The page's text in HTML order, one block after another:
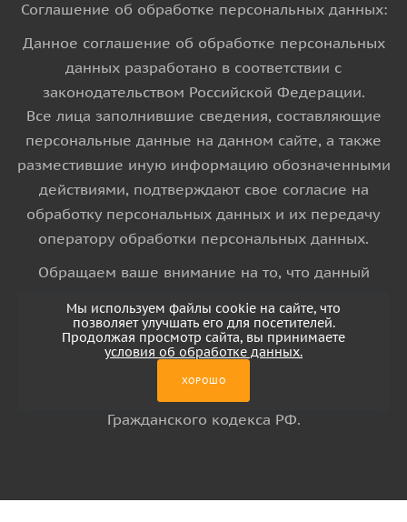
Соглашение об обработке персональных данных:
Данное соглашение об обработке персональных
данных разработано в соответствии с
законодательством Российской Федерации.
Все лица заполнившие сведения, составляющие
персональные данные на данном сайте, а также
разместившие иную информацию обозначенными
действиями, подтверждают свое согласие на
обработку персональных данных и их передачу
оператору обработки персональных данных.
Обращаем ваше внимание на то, что данный
информационный характер и ни при каких
условиях информационные материалы и цены,
Гражданского кодекса РФ.
Мы используем файлы cookie на сайте, что
позволяет улучшать его для посетителей.
Продолжая просмотр сайта, вы принимаете
условия об обработке данных.
ХОРОШО